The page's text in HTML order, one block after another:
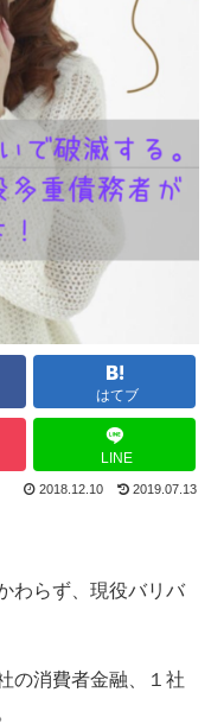
はてブ
LINE
2018.12.10 2019.07.13
わらず、現役バリバ
の消費者金融、１社